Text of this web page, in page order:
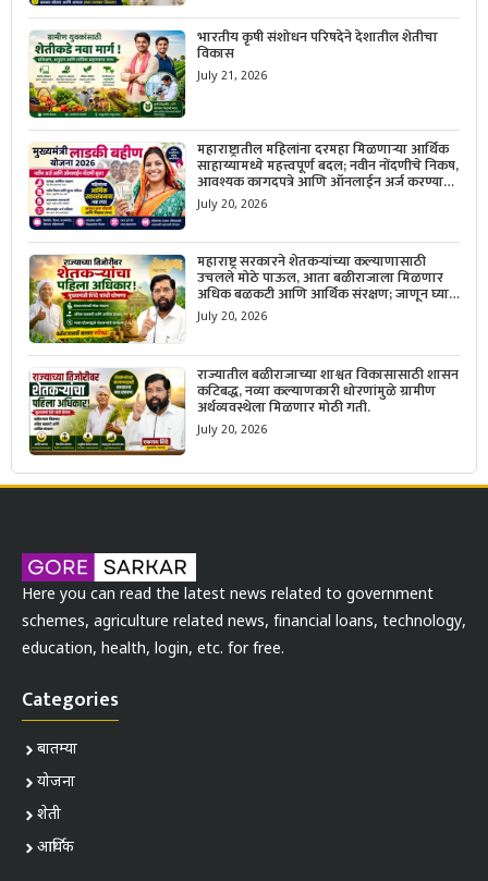
भारतीय कृषी संशोधन परिषदेने देशातील शेतीचा
विकास
July 21, 2026
महाराष्ट्रातील महिलांना दरमहा मिळणाऱ्या आर्थिक
साहाय्यामध्ये महत्त्वपूर्ण बदल; नवीन नोंदणीचे निकष,
आवश्यक कागदपत्रे आणि ऑनलाईन अर्ज करण्याची
सोपी प्रक्रिया जाणून घ्या.
July 20, 2026
महाराष्ट्र सरकारने शेतकऱ्यांच्या कल्याणासाठी
उचलले मोठे पाऊल, आता बळीराजाला मिळणार
अधिक बळकटी आणि आर्थिक संरक्षण; जाणून घ्या
सरकारचा नवा संकल्प.
July 20, 2026
राज्यातील बळीराजाच्या शाश्वत विकासासाठी शासन
कटिबद्ध, नव्या कल्याणकारी धोरणांमुळे ग्रामीण
अर्थव्यवस्थेला मिळणार मोठी गती.
July 20, 2026
Here you can read the latest news related to government
schemes, agriculture related news, financial loans, technology,
education, health, login, etc. for free.
Categories
बातम्या
योजना
शेती
आर्थिक